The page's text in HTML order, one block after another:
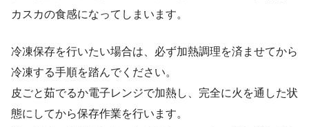
カスカの食感になってしまいます。
冷凍保存を行いたい場合は、必ず加熱調理を済ませてから
冷凍する手順を踏んでください。
皮ごと茹でるか電子レンジで加熱し、完全に火を通した状
態にしてから保存作業を行います。